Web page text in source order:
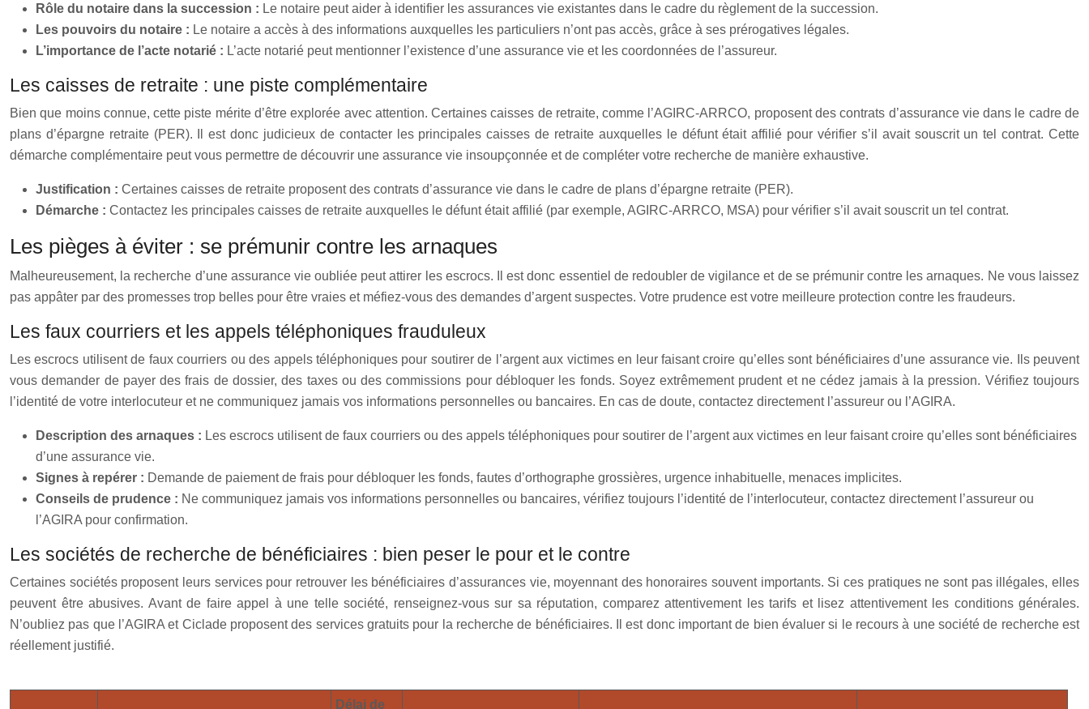
Rôle du notaire dans la succession : Le notaire peut aider à identifier les assurances vie existantes dans le cadre du règlement de la succession.
Les pouvoirs du notaire : Le notaire a accès à des informations auxquelles les particuliers n’ont pas accès, grâce à ses prérogatives légales.
L’importance de l’acte notarié : L’acte notarié peut mentionner l’existence d’une assurance vie et les coordonnées de l’assureur.
Les caisses de retraite : une piste complémentaire
Bien que moins connue, cette piste mérite d’être explorée avec attention. Certaines caisses de retraite, comme l’AGIRC-ARRCO, proposent des contrats d’assurance vie dans le cadre de
plans d’épargne retraite (PER). Il est donc judicieux de contacter les principales caisses de retraite auxquelles le défunt était affilié pour vérifier s’il avait souscrit un tel contrat. Cette
démarche complémentaire peut vous permettre de découvrir une assurance vie insoupçonnée et de compléter votre recherche de manière exhaustive.
Justification : Certaines caisses de retraite proposent des contrats d’assurance vie dans le cadre de plans d’épargne retraite (PER).
Démarche : Contactez les principales caisses de retraite auxquelles le défunt était affilié (par exemple, AGIRC-ARRCO, MSA) pour vérifier s’il avait souscrit un tel contrat.
Les pièges à éviter : se prémunir contre les arnaques
Malheureusement, la recherche d’une assurance vie oubliée peut attirer les escrocs. Il est donc essentiel de redoubler de vigilance et de se prémunir contre les arnaques. Ne vous laissez
pas appâter par des promesses trop belles pour être vraies et méfiez-vous des demandes d’argent suspectes. Votre prudence est votre meilleure protection contre les fraudeurs.
Les faux courriers et les appels téléphoniques frauduleux
Les escrocs utilisent de faux courriers ou des appels téléphoniques pour soutirer de l’argent aux victimes en leur faisant croire qu’elles sont bénéficiaires d’une assurance vie. Ils peuvent
vous demander de payer des frais de dossier, des taxes ou des commissions pour débloquer les fonds. Soyez extrêmement prudent et ne cédez jamais à la pression. Vérifiez toujours
l’identité de votre interlocuteur et ne communiquez jamais vos informations personnelles ou bancaires. En cas de doute, contactez directement l’assureur ou l’AGIRA.
Description des arnaques : Les escrocs utilisent de faux courriers ou des appels téléphoniques pour soutirer de l’argent aux victimes en leur faisant croire qu’elles sont bénéficiaires
d’une assurance vie.
Signes à repérer : Demande de paiement de frais pour débloquer les fonds, fautes d’orthographe grossières, urgence inhabituelle, menaces implicites.
Conseils de prudence : Ne communiquez jamais vos informations personnelles ou bancaires, vérifiez toujours l’identité de l’interlocuteur, contactez directement l’assureur ou
l’AGIRA pour confirmation.
Les sociétés de recherche de bénéficiaires : bien peser le pour et le contre
Certaines sociétés proposent leurs services pour retrouver les bénéficiaires d’assurances vie, moyennant des honoraires souvent importants. Si ces pratiques ne sont pas illégales, elles
peuvent être abusives. Avant de faire appel à une telle société, renseignez-vous sur sa réputation, comparez attentivement les tarifs et lisez attentivement les conditions générales.
N’oubliez pas que l’AGIRA et Ciclade proposent des services gratuits pour la recherche de bénéficiaires. Il est donc important de bien évaluer si le recours à une société de recherche est
réellement justifié.
Délai de